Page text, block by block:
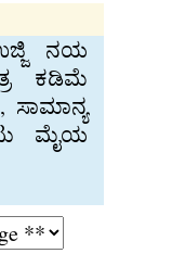
ಉಜ್ಜಿ ನಯ
ಕಡಿಮೆ
ಮೈಯ